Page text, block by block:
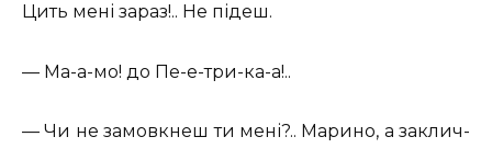
Цить мені зараз!.. Не підеш.
— Ма-а-мо! до Пе-е-три-ка-а!..
— Чи не замовкнеш ти мені?.. Марино, а заклич-